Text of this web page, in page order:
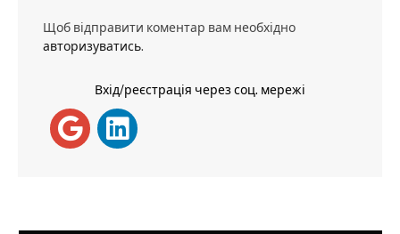
Щоб відправити коментар вам необхідно
авторизуватись.
Вхід/реєстрація через соц. мережі